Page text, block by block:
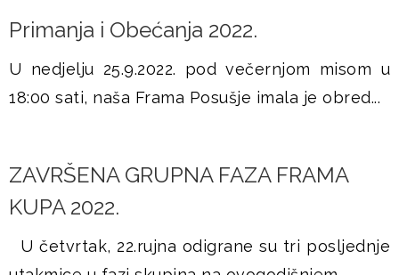
Primanja i Obećanja 2022.
U nedjelju 25.9.2022. pod večernjom misom u
18:00 sati, naša Frama Posušje imala je obred...
ZAVRŠENA GRUPNA FAZA FRAMA
KUPA 2022.
U četvrtak, 22.rujna odigrane su tri posljednje